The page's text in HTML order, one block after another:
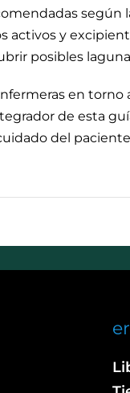
activos y
posibles
en
de esta
del